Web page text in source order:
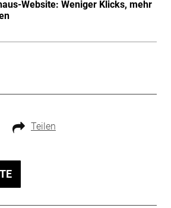
Website: Weniger Klicks, mehr
Teilen